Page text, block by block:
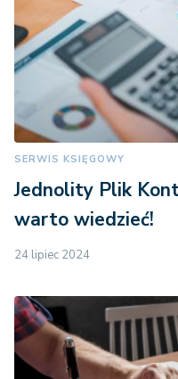
SERWIS KSIĘGOWY
Jednolity Plik
warto wiedzieć!
24 lipiec 2024